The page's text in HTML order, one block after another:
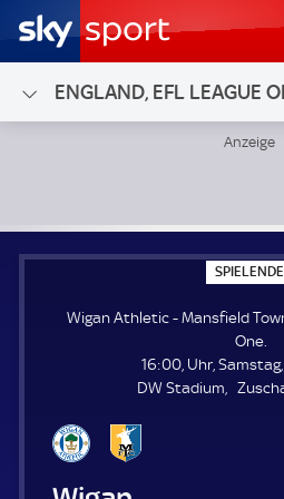
ENGLAND, EFL LEAGUE
SPIELENDE
Wigan Athletic - Mansfield
One.
16:00, Uhr, Samstag,
DW Stadium